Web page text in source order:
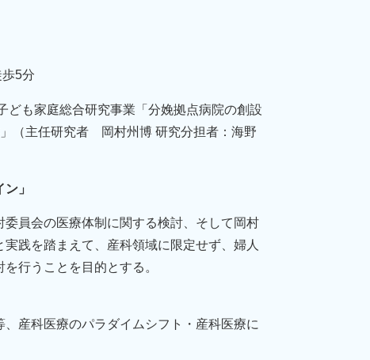
5分
ども家庭総合研究事業「分娩拠点病院の創設
（主任研究者 岡村州博 研究分担者：海野
」
員会の医療体制に関する検討、そして岡村
践を踏まえて、産科領域に限定せず、婦人
行うことを目的とする。
産科医療のパラダイムシフト・産科医療に